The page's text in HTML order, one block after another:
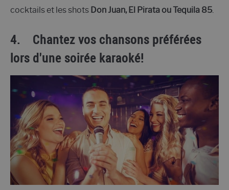
cocktails et les shots Don Juan, El Pirata ou Tequila 85
4. Chantez vos chansons préférées
lors d'une soirée karaoké!